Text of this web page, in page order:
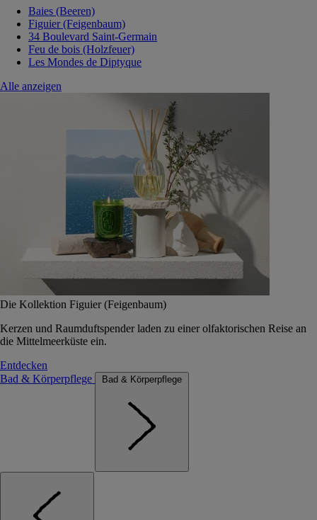
Baies (Beeren)
Figuier (Feigenbaum)
34 Boulevard Saint-Germain
Feu de bois (Holzfeuer)
Les Mondes de Diptyque
Alle anzeigen
Die Kollektion Figuier (Feigenbaum)
Kerzen und Raumduftspender laden zu einer olfaktorischen Reise an
die Mittelmeerküste ein.
Entdecken
Bad & Körperpflege
Bad & Körperpflege